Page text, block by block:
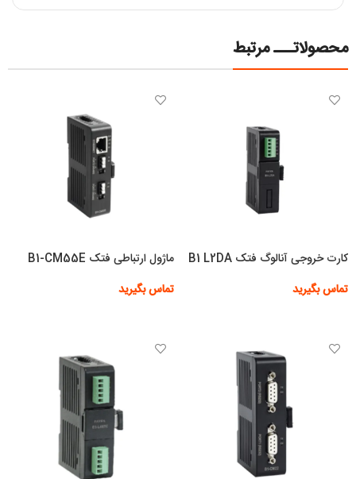
محصولاتـــ مرتبط
کارت خروجی آنالوگ فتک B1 L2DA
تماس بگیرید
ماژول ارتباطی فتک B1-CM55E
تماس بگیرید